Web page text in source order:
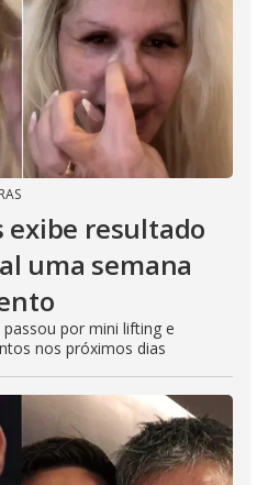
exibe resultado
uma semana
por mini lifting e
nos próximos dias